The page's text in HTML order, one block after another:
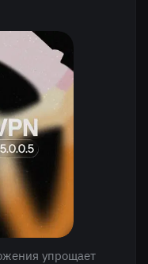
упрощает